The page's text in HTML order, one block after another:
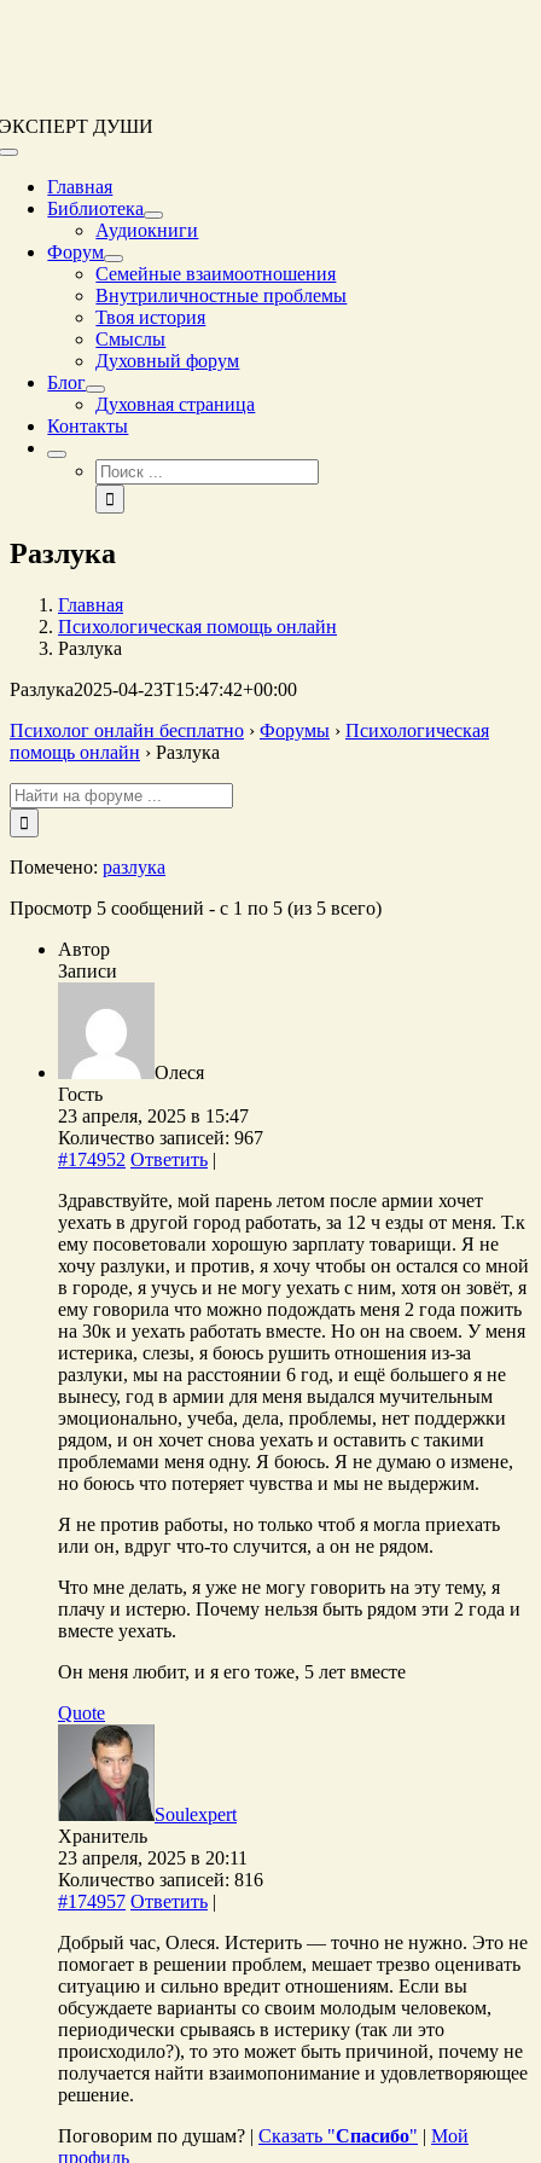
ЭКСПЕРТ ДУШИ
Переключение
навигацииГлавная
Библиотека
Аудиокниги
Форум
Семейные взаимоотношения
Внутриличностные проблемы
Твоя история
Смыслы
Духовный форум
Блог
Духовная страница
Контакты
Результат
поиска:
Разлука
Главная
Психологическая помощь онлайн
Разлука
Разлука2025-04-23T15:47:42+00:00
Психолог онлайн бесплатно › Форумы › Психологическая
помощь онлайн › Разлука
Поиск:
Помечено: разлука
Просмотр 5 сообщений - с 1 по 5 (из 5 всего)
Автор
Записи
Олеся
Гость
23 апреля, 2025 в 15:47
Количество записей: 967
#174952 Ответить |
Здравствуйте, мой парень летом после армии хочет
уехать в другой город работать, за 12 ч езды от меня. Т.к
ему посоветовали хорошую зарплату товарищи. Я не
хочу разлуки, и против, я хочу чтобы он остался со мной
в городе, я учусь и не могу уехать с ним, хотя он зовёт, я
ему говорила что можно подождать меня 2 года пожить
на 30к и уехать работать вместе. Но он на своем. У меня
истерика, слезы, я боюсь рушить отношения из-за
разлуки, мы на расстоянии 6 год, и ещё большего я не
вынесу, год в армии для меня выдался мучительным
эмоционально, учеба, дела, проблемы, нет поддержки
рядом, и он хочет снова уехать и оставить с такими
проблемами меня одну. Я боюсь. Я не думаю о измене,
но боюсь что потеряет чувства и мы не выдержим.
Я не против работы, но только чтоб я могла приехать
или он, вдруг что-то случится, а он не рядом.
Что мне делать, я уже не могу говорить на эту тему, я
плачу и истерю. Почему нельзя быть рядом эти 2 года и
вместе уехать.
Он меня любит, и я его тоже, 5 лет вместе
Quote
Soulexpert
Хранитель
23 апреля, 2025 в 20:11
Количество записей: 816
#174957 Ответить |
Добрый час, Олеся. Истерить — точно не нужно. Это не
помогает в решении проблем, мешает трезво оценивать
ситуацию и сильно вредит отношениям. Если вы
обсуждаете варианты со своим молодым человеком,
периодически срываясь в истерику (так ли это
происходило?), то это может быть причиной, почему не
получается найти взаимопонимание и удовлетворяющее
решение.
Поговорим по душам? | Сказать "Спасибо" | Мой
профиль